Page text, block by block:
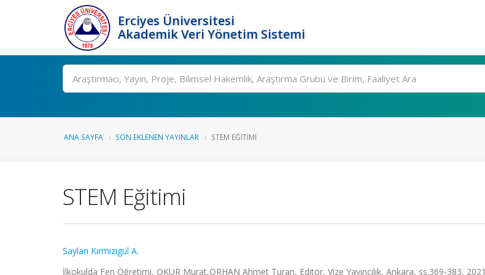
Erciyes Üniversitesi
Akademik Veri Yönetim Sistemi
Ara
ANA SAYFA SON EKLENEN YAYINLAR STEM EĞITIMI
STEM Eğitimi
Saylan Kırmızıgül A.
İlkokulda Fen Öğretimi, OKUR Murat,ORHAN Ahmet Turan, Editör, Vize Yayıncılık, Ankara, ss.369-383, 2021